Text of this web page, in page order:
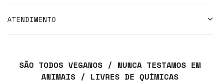
ATENDIMENTO
SÃO TODOS VEGANOS / NUNCA TESTAMOS EM
ANIMAIS / LIVRES DE QUÍMICAS